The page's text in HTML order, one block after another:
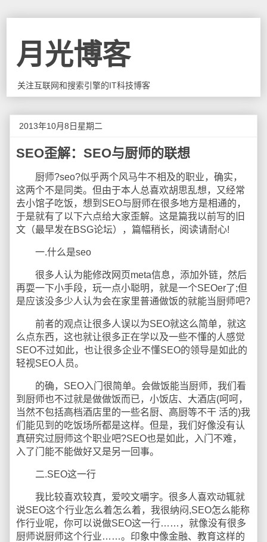
月光博客
关注互联网和搜索引擎的IT科技博客
2013年10月8日星期二
SEO歪解：SEO与厨师的联想
厨师?seo?似乎两个风马牛不相及的职业，确实，
这两个不是同类。但由于本人总喜欢胡思乱想，又经常
去小馆子吃饭，想到SEO与厨师在很多地方是相通的，
于是就有了以下六点给大家歪解。这是篇我以前写的旧
文（最早发在BSG论坛），篇幅稍长，阅读请耐心!
一.什么是seo
很多人认为能修改网页meta信息，添加外链，然后
再耍一下小手段，玩一点小聪明，就是一个SEOer了;但
是应该没多少人认为会在家里普通做饭的就能当厨师吧?
前者的观点让很多人误以为SEO就这么简单，就这
么点东西，这也就让很多正在学以及一些不懂的人感觉
SEO不过如此，也让很多企业不懂SEO的领导是如此的
轻视SEO人员。
的确，SEO入门很简单。会做饭能当厨师，我们看
到厨师也不过就是做做饭而已，小饭店、大酒店(呵呵，
当然不包括高档酒店里的一些名厨、高厨等不干 活的)我
们能见到的吃饭场所都是这样。但是，我们好像没有认
真研究过厨师这个职业吧?SEO也是如此，入门不难，
入了门能不能做好又是另一回事。
二.SEO这一行
我比较喜欢较真，爱咬文嚼字。很多人喜欢动辄就
说SEO这个行业怎么着怎么着，我很纳闷,SEO怎么能称
作行业呢，你可以说做SEO这一行……，就像没有很多
厨师说厨师这个行业……。印象中像金融、教育这样的